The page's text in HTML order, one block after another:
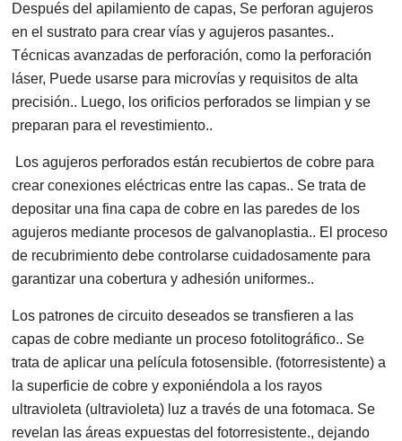
Después del apilamiento de capas, Se perforan agujeros
en el sustrato para crear vías y agujeros pasantes..
Técnicas avanzadas de perforación, como la perforación
láser, Puede usarse para microvías y requisitos de alta
precisión.. Luego, los orificios perforados se limpian y se
preparan para el revestimiento..
Los agujeros perforados están recubiertos de cobre para
crear conexiones eléctricas entre las capas.. Se trata de
depositar una fina capa de cobre en las paredes de los
agujeros mediante procesos de galvanoplastia.. El proceso
de recubrimiento debe controlarse cuidadosamente para
garantizar una cobertura y adhesión uniformes..
Los patrones de circuito deseados se transfieren a las
capas de cobre mediante un proceso fotolitográfico.. Se
trata de aplicar una película fotosensible. (fotorresistente) a
la superficie de cobre y exponiéndola a los rayos
ultravioleta (ultravioleta) luz a través de una fotomaca. Se
revelan las áreas expuestas del fotorresistente., dejando